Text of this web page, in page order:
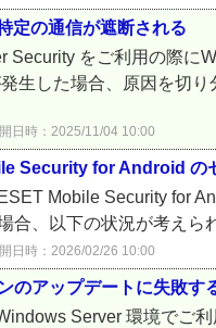
定の通信が遮断される
Security をご利用の際に
生した場合、原因を切
日時：2025/11/04 10:00
Security for Android の
Mobile Security for
合、以下の状況が考えら
日時：2026/02/26 10:00
のアップデートに失敗す
Server 環境でご